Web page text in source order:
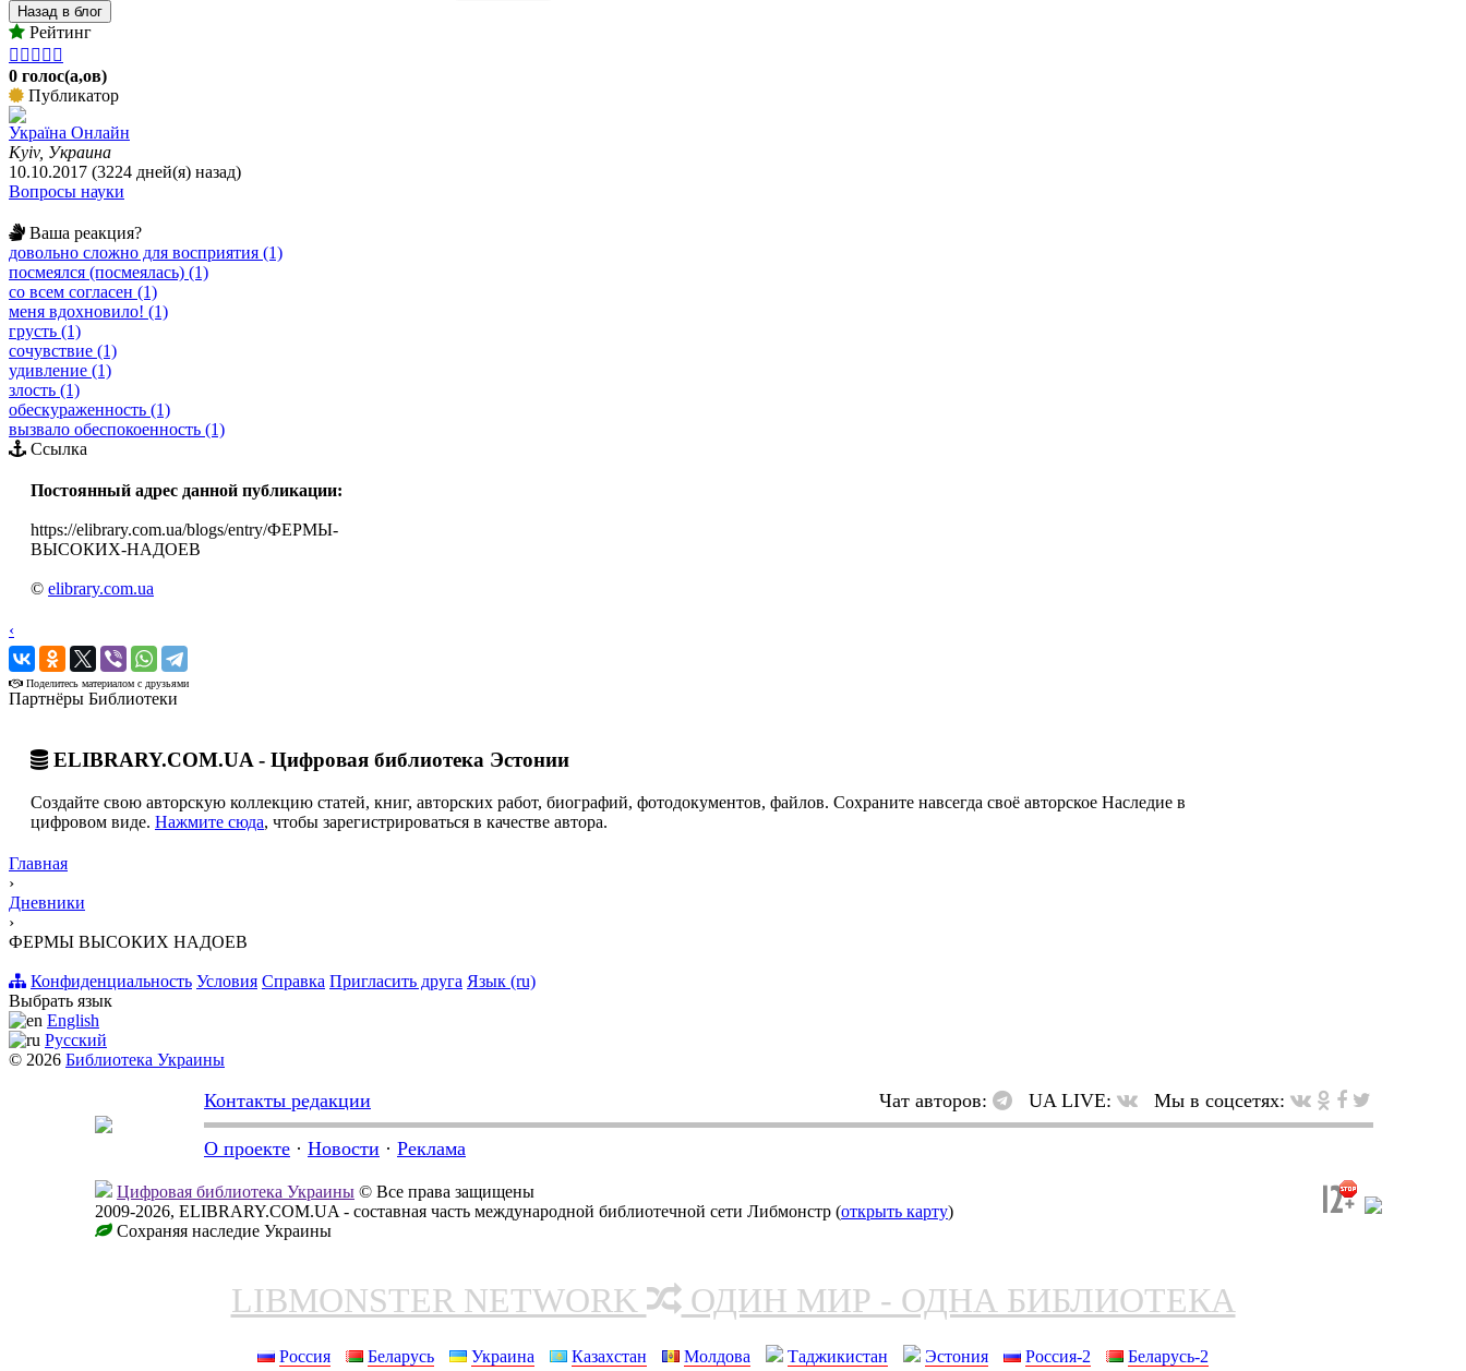
Назад в блог
Рейтинг
    
0 голос(а,ов)
Публикатор
Україна Онлайн
Kyiv, Украина
10.10.2017 (3224 дней(я) назад)
Вопросы науки
Ваша реакция?
довольно сложно для восприятия (1)
посмеялся (посмеялась) (1)
со всем согласен (1)
меня вдохновило! (1)
грусть (1)
сочувствие (1)
удивление (1)
злость (1)
обескураженность (1)
вызвало обеспокоенность (1)
Ссылка
Постоянный адрес данной публикации:
https://elibrary.com.ua/blogs/entry/ФЕРМЫ-
ВЫСОКИХ-НАДОЕВ
© elibrary.com.ua
‹
›
Поделитесь материалом с друзьями
Партнёры Библиотеки
ELIBRARY.COM.UA - Цифровая библиотека Эстонии
Создайте свою авторскую коллекцию статей, книг, авторских работ, биографий, фотодокументов, файлов. Сохраните навсегда своё авторское Наследие в
цифровом виде. Нажмите сюда, чтобы зарегистрироваться в качестве автора.
Главная
›
Дневники
›
ФЕРМЫ ВЫСОКИХ НАДОЕВ
Конфиденциальность Условия Справка Пригласить друга Язык (ru)
Выбрать язык
English
Русский
© 2026 Библиотека Украины
Контакты редакции Чат авторов: UA LIVE: Мы в соцсетях:
О проекте · Новости · Реклама
Цифровая библиотека Украины © Все права защищены
2009-2026, ELIBRARY.COM.UA - составная часть международной библиотечной сети Либмонстр (открыть карту)
Сохраняя наследие Украины
LIBMONSTER NETWORK ОДИН МИР - ОДНА БИБЛИОТЕКА
Россия Беларусь Украина Казахстан Молдова Таджикистан Эстония Россия-2 Беларусь-2